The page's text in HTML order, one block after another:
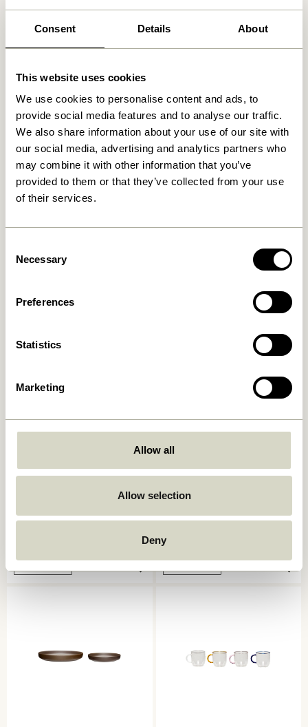
Consent Details About
This website uses cookies
We use cookies to personalise content and ads, to
provide social media features and to analyse our traffic.
We also share information about your use of our site with
our social media, advertising and analytics partners who
may combine it with other information that you’ve
provided to them or that they’ve collected from your use
of their services.
Selection
Necessary
Preferences
Statistics
Marketing
Allow all
Allow selection
Deny
Levering indenfor 1-4 hverdage
30 dages returret
Fri fragt over499 DKK*
Relaterede varer
Amare Skål Small Rødbrun
Tekstureret
Tilføj til kurv
849,00kr.
Tilføj til kurv